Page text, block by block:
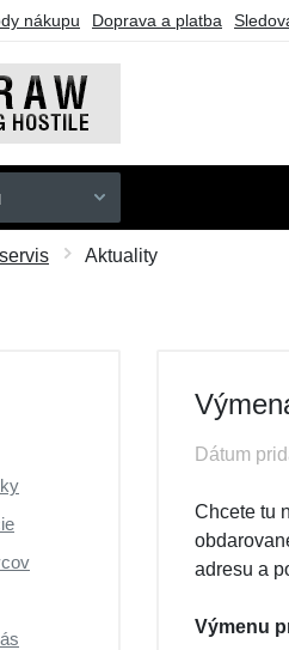
nákupu Doprava a platba
Aktuality
Dátum
Chcete tu
adresu a
Výmenu